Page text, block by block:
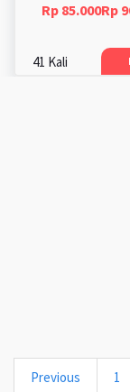
Rp 85.000Rp
41 Kali
Previous 1